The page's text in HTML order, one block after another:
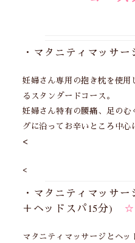
・マタニティマッサー
妊婦さん専用の抱き枕を使
るスタンダードコース。
妊婦さん特有の腰痛、足の
グに沿ってお辛いところ中心
<
<
・マタニティマッサ
＋ヘッドスパ15分) ☆
マタニティマッサージとヘ